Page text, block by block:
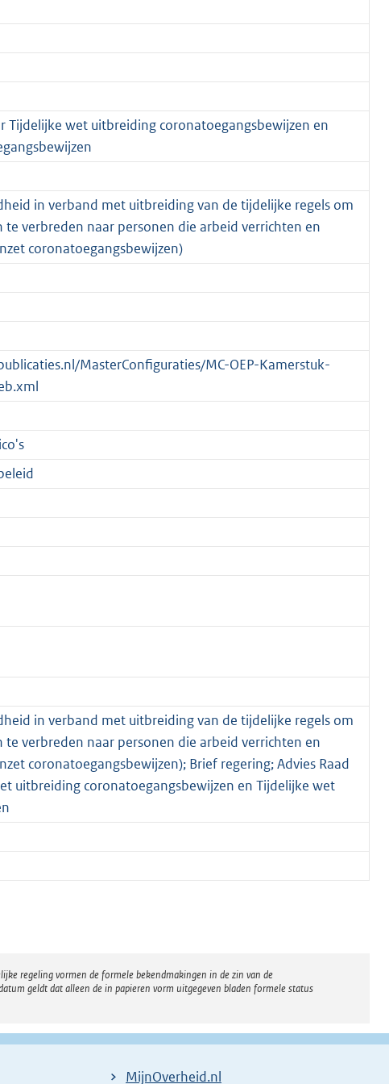
Tijdelijke wet uitbreiding coronatoegangsbewijzen en
in verband met uitbreiding van de tijdelijke regels om
verbreden naar personen die arbeid verrichten en
coronatoegangsbewijzen)
MasterConfiguraties/MC-OEP-Kamerstuk-
in verband met uitbreiding van de tijdelijke regels om
verbreden naar personen die arbeid verrichten en
coronatoegangsbewijzen); Brief regering; Advies Raad
uitbreiding coronatoegangsbewijzen en Tijdelijke wet
regeling vormen de formele bekendmakingen in de zin van de
geldt dat alleen de in papieren vorm uitgegeven bladen formele status
MijnOverheid.nl